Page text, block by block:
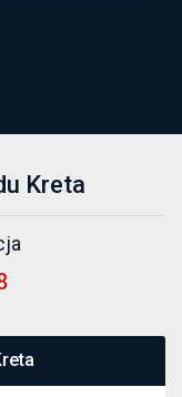
Kreta